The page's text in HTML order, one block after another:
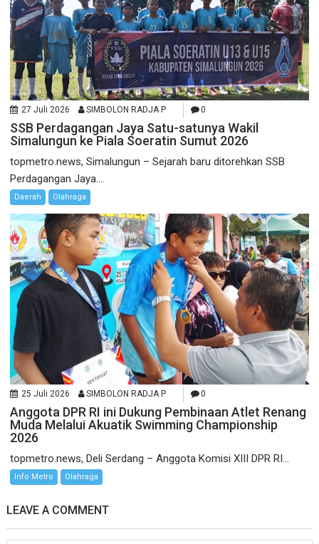
27 Juli 2026 SIMBOLON RADJA P 0
SSB Perdagangan Jaya Satu-satunya Wakil
Simalungun ke Piala Soeratin Sumut 2026
topmetro.news, Simalungun – Sejarah baru ditorehkan SSB
Perdagangan Jaya....
Daerah Olahraga
25 Juli 2026 SIMBOLON RADJA P 0
Anggota DPR RI ini Dukung Pembinaan Atlet Renang
Muda Melalui Akuatik Swimming Championship
2026
topmetro.news, Deli Serdang – Anggota Komisi XIII DPR RI...
Info Metro Olahraga
LEAVE A COMMENT